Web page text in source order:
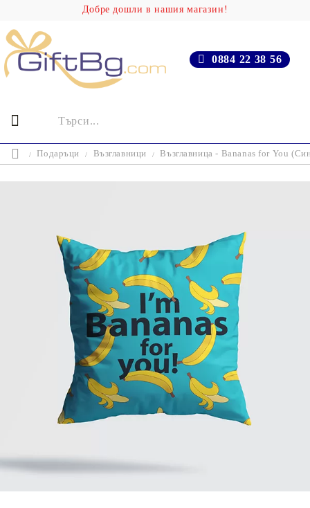
Добре дошли в нашия магазин!
0884 22 38 56
Подаръци Възглавници Възглавница - Bananas for You